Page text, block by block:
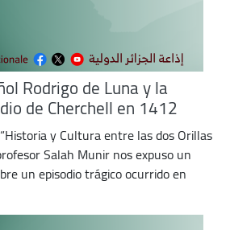
Rodrigo de Luna y la
de Cherchell en 1412
y Cultura entre las dos Orillas
Salah Munir nos expuso un
un episodio trágico ocurrido en